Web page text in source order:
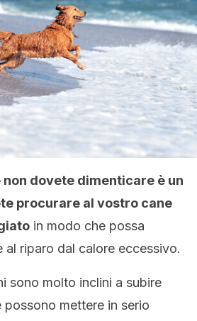
non dovete dimenticare è un
procurare al vostro cane
in modo che possa
al riparo dal calore eccessivo.
sono molto inclini a subire
mettere in serio